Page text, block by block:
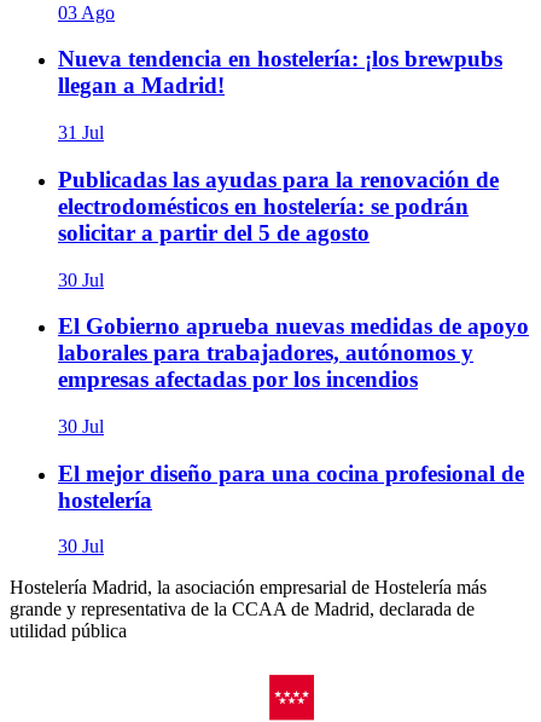
03 Ago
Nueva tendencia en hostelería: ¡los brewpubs
llegan a Madrid!
31 Jul
Publicadas las ayudas para la renovación de
electrodomésticos en hostelería: se podrán
solicitar a partir del 5 de agosto
30 Jul
El Gobierno aprueba nuevas medidas de apoyo
laborales para trabajadores, autónomos y
empresas afectadas por los incendios
30 Jul
El mejor diseño para una cocina profesional de
hostelería
30 Jul
Hostelería Madrid, la asociación empresarial de Hostelería más
grande y representativa de la CCAA de Madrid, declarada de
utilidad pública